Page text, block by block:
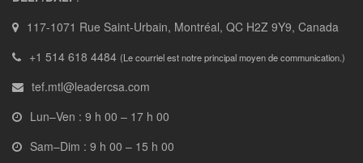
117-1071 Rue Saint-Urbain, Montréal, QC H2Z 9Y9, Canada
+1 514 618 4484 (Le courriel est notre principal moyen de communication.)
tef.mtl@leadercsa.com
Lun–Ven : 9 h 00 – 17 h 00
Sam–Dim : 9 h 00 – 15 h 00